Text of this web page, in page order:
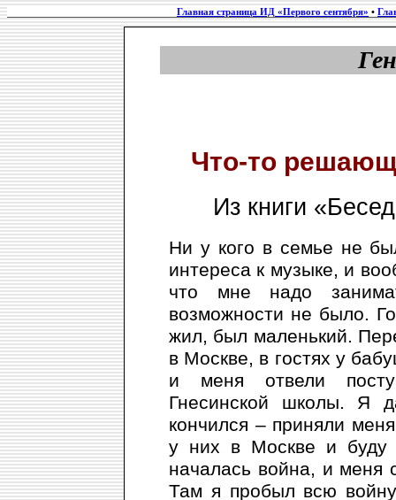
Главная страница ИД «Первого сентября» •
Что-то
Из книги
Ни у кого в семье не
интереса к музыке, и
что мне надо
возможности не было.
жил, был маленький.
в Москве, в гостях у
и меня отвели
Гнесинской школы. Я
кончился – приняли
у них в Москве и буду
началась война, и меня
Там я пробыл всю